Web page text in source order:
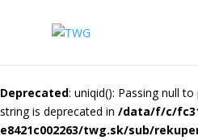
Deprecated: uniqid(): Passing null
string is deprecated in /data/f/c/
e8421c002263/twg.sk/sub/